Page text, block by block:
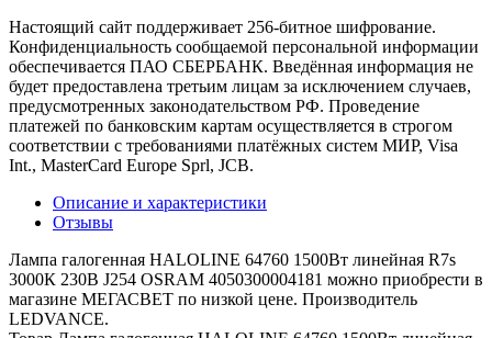
Настоящий сайт поддерживает 256-битное шифрование.
Конфиденциальность сообщаемой персональной информации
обеспечивается ПАО СБЕРБАНК. Введённая информация не
будет предоставлена третьим лицам за исключением случаев,
предусмотренных законодательством РФ. Проведение
платежей по банковским картам осуществляется в строгом
соответствии с требованиями платёжных систем МИР, Visa
Int., MasterCard Europe Sprl, JCB.
Описание и характеристики
Отзывы
Лампа галогенная HALOLINE 64760 1500Вт линейная R7s
3000К 230В J254 OSRAM 4050300004181 можно приобрести в
магазине МЕГАСВЕТ по низкой цене. Производитель
LEDVANCE.